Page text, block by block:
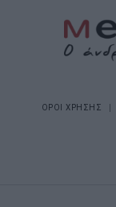
ΟΡΟΙ ΧΡΗΣΗΣ